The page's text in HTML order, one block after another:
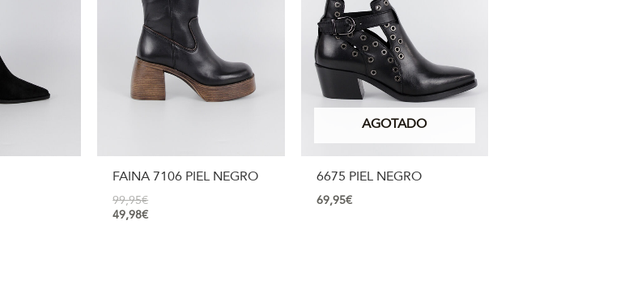
FAINA 7106 PIEL NEGRO
99,95€
49,98€
AGOTADO
6675 PIEL NEGRO
69,95€